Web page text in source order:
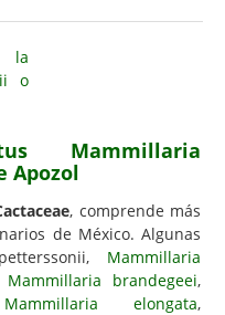
Mammillaria
Apozol
, comprende más
de México. Algunas
Mammillaria
Mammillaria brandegeei,
Mammillaria elongata,